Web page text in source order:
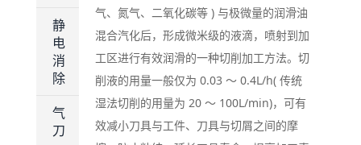
静
电
消
除
气
刀
气、氮气、二氧化碳等 ) 与极微量的润滑油
混合汽化后，形成微米级的液滴，喷射到加
工区进行有效润滑的一种切削加工方法。切
削液的用量一般仅为 0.03 ～ 0.4L/h( 传统
湿法切削的用量为 20 ～ 100L/min)，可有
效减小刀具与工件、刀具与切屑之间的摩